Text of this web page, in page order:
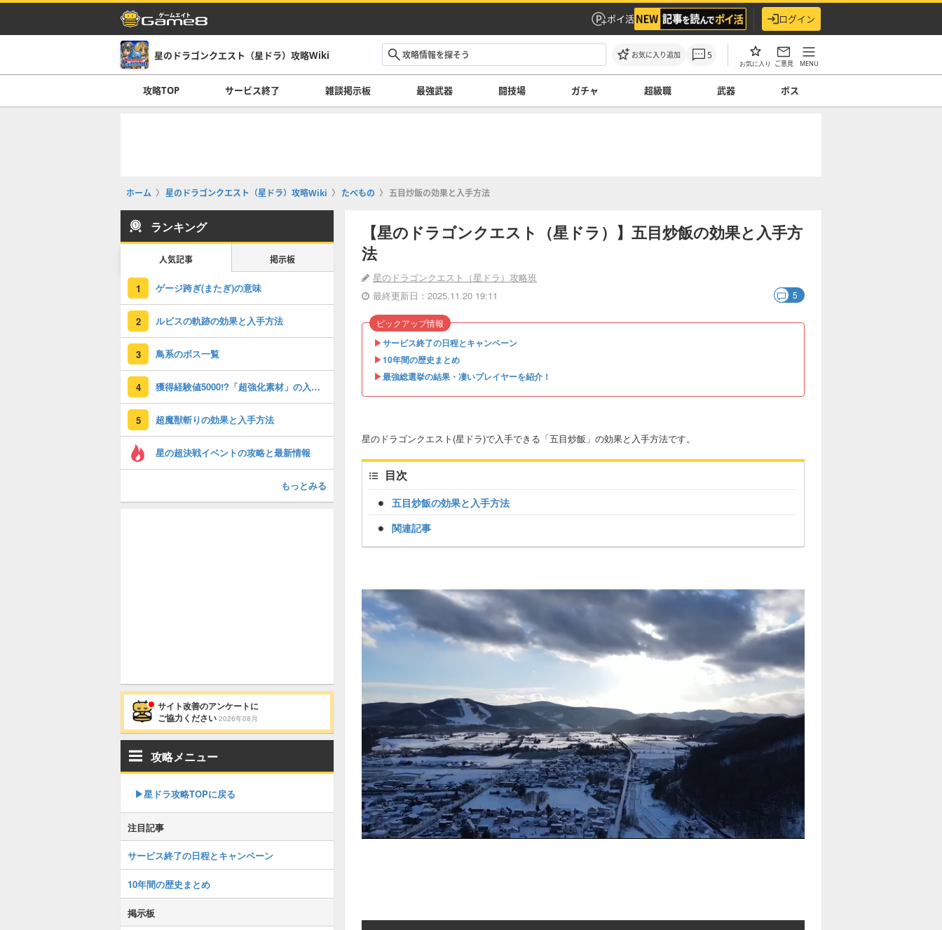
ポイ活 ログイン
星のドラゴンクエスト（星ドラ）攻略Wiki お気に入り追加 5
お気に入り ご意見 MENU
攻略TOP サービス終了 雑談掲示板 最強武器 闘技場 ガチャ 超級職 武器 ボス
ホーム 星のドラゴンクエスト（星ドラ）攻略Wiki たべもの 五目炒飯の効果と入手方法
【星のドラゴンクエスト（星ドラ）】五目炒飯の効果と入手方
法
星のドラゴンクエスト（星ドラ）攻略班
最終更新日：2025.11.20 19:11
5
▶︎サービス終了の日程とキャンペーン
▶︎10年間の歴史まとめ
▶︎最強総選挙の結果・凄いプレイヤーを紹介！
ピックアップ情報
星のドラゴンクエスト(星ドラ)で入手できる「五目炒飯」の効果と入手方法です。
目次
五目炒飯の効果と入手方法
関連記事
ランキング
人気記事 掲示板
1 ゲージ跨ぎ(またぎ)の意味
2 ルビスの軌跡の効果と入手方法
3 鳥系のボス一覧
4 獲得経験値5000!?「超強化素材」の入手方法！
5 超魔獣斬りの効果と入手方法
星の超決戦イベントの攻略と最新情報
もっとみる
サイト改善のアンケートに
ご協力ください 2026年08月
攻略メニュー
▶︎星ドラ攻略TOPに戻る
注目記事
サービス終了の日程とキャンペーン
10年間の歴史まとめ
掲示板